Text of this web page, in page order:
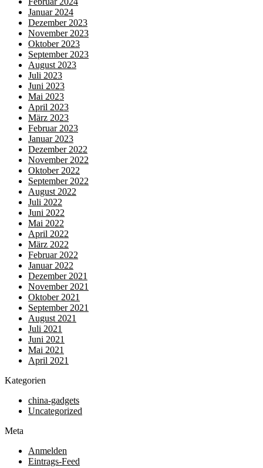
Januar 2024
Dezember 2023
November 2023
Oktober 2023
September 2023
August 2023
Juli 2023
Juni 2023
Mai 2023
April 2023
März 2023
Februar 2023
Januar 2023
Dezember 2022
November 2022
Oktober 2022
September 2022
August 2022
Juli 2022
Juni 2022
Mai 2022
April 2022
März 2022
Februar 2022
Januar 2022
Dezember 2021
November 2021
Oktober 2021
September 2021
August 2021
Juli 2021
Juni 2021
Mai 2021
April 2021
Kategorien
china-gadgets
Uncategorized
Meta
Anmelden
Eintrags-Feed